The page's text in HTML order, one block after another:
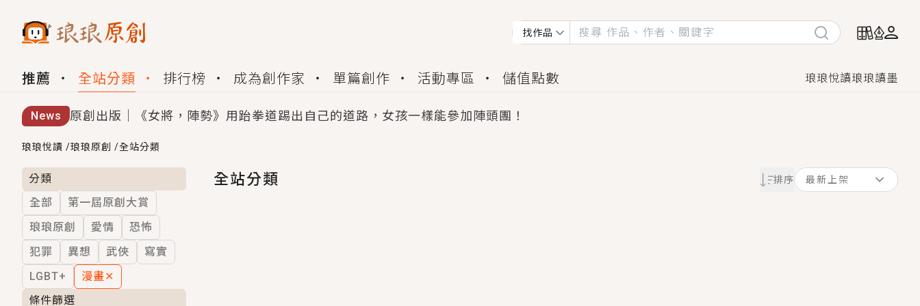
找作品
推薦 全站分類 排行榜 成為創作家 單篇創作 活動專區 儲值點數 琅琅悅讀琅琅讀墨
News 原創出版｜《女將，陣勢》用跆拳道踢出自己的道路，女孩一樣能參加陣頭團！
創,作家招募｜華文小說創作首選！有機會獲得豐富廣宣資源、專屬服務與獨享福利！
小編心動書單｜《離婚你提的，二婚嫁大佬，你哭什麼？》追妻火葬場！前夫失憶移情別戀，她頭也不回找新歡，他居然還後悔了？
GL｜《夏日與檸檬與重疊世界》炎熱的夏日、檸檬的香氣、互相愛慕的兩位少女，今夏最推純愛GL漫畫！
BL｜《費洛蒙中毒》救命！特殊費洛蒙體質世界觀，無法抗拒的吸引力，已中毒Σ>―(〃°ω°〃)♡→
OMG你嚇到我了｜《陰陽鬼店》上班族買了房子模型，但現實中買下的竟是屬於他的停屍櫃？！
言情｜《國語推行員》每個人心中都有一個連自己也無法改變的永恆， 他的一生將不由自主追逐著她……
琅琅悅讀 /琅琅原創 /全站分類
分類
全部
第一屆原創大賞
琅琅原創
愛情
恐怖
犯罪
異想 武俠
寫實
LGBT+
漫畫✕
條件篩選
全站分類 排序 最新上架